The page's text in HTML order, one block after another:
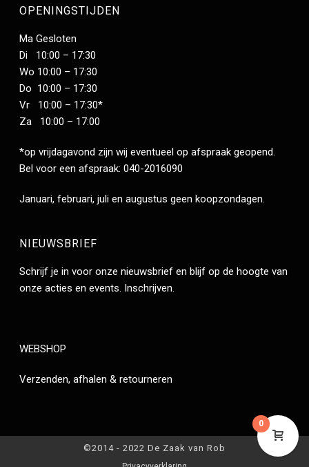
OPENINGSTIJDEN
Ma Gesloten
Di 10:00 – 17:30
Wo 10:00 – 17:30
Do 10:00 – 17:30
Vr 10:00 – 17:30*
Za 10:00 – 17:00
*op vrijdagavond zijn wij eventueel op afspraak geopend.
Bel voor een afspraak: 040-2016090
Januari, februari, juli en augustus geen koopzondagen.
NIEUWSBRIEF
Schrijf je in voor onze nieuwsbrief en blijf op de hoogte van
onze acties en events. Inschrijven.
WEBSHOP
Verzenden, afhalen & retourneren
©2014 - 2022 De Zaak van Rob
0